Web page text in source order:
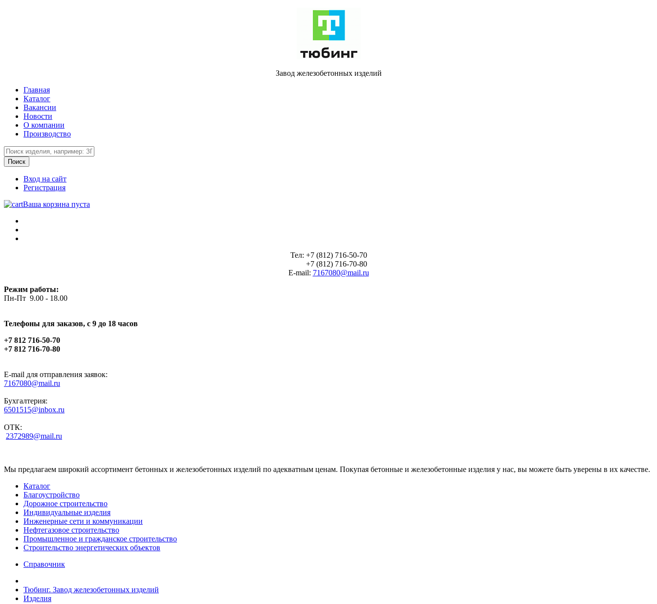
Завод железобетонных изделий
Главная
Каталог
Вакансии
Новости
О компании
Производство
Вход на сайт
Регистрация
Ваша корзина пуста
Тел: +7 (812) 716-50-70
+7 (812) 716-70-80
E-mail: 7167080@mail.ru
Режим работы:
Пн-Пт 9.00 - 18.00
Телефоны для заказов, c 9 до 18 часов
+7 812 716-50-70
+7 812 716-70-80
E-mail для отправления заявок:
7167080@mail.ru
Бухгалтерия:
6501515@inbox.ru
ОТК:
2372989@mail.ru
Мы предлагаем широкий ассортимент бетонных и железобетонных изделий по адекватным ценам. Покупая бетонные и железобетонные изделия у нас, вы можете быть уверены в их качестве.
Каталог
Благоустройство
Дорожное строительство
Индивидуальные изделия
Инженерные сети и коммуникации
Нефтегазовое строительство
Промышленное и гражданское строительство
Строительство энергетических объектов
Справочник
Тюбинг. Завод железобетонных изделий
Изделия